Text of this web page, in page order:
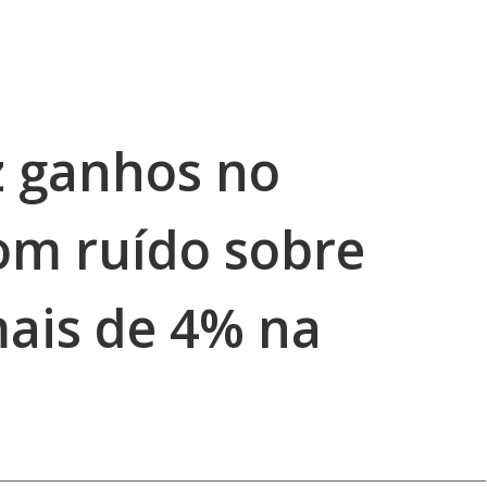
ganhos no
ruído sobre
de 4% na